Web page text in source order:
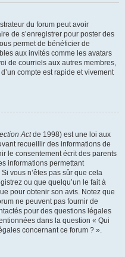
du forum peut avoir
de s’enregistrer pour poster des
permet de bénéficier de
aux invités comme les avatars
de courriels aux autres membres,
compte est rapide et vivement
Actde 1998) est une loi aux
recueillir des informations de
le consentement écrit des parents
informations permettant
vous n’êtes pas sûr que cela
ou que quelqu’un le fait à
pour obtenir son avis. Notez que
ne peuvent pas fournir de
pour des questions légales
dans la question « Qui
concernant ce forum ? ».